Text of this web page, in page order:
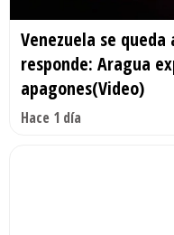
Venezuela se
responde: Aragua
apagones(Video)
Hace 1 día